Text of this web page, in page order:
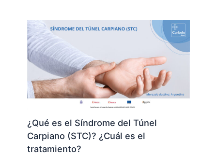
¿Qué es el Síndrome del Túnel
Carpiano (STC)? ¿Cuál es el
tratamiento?